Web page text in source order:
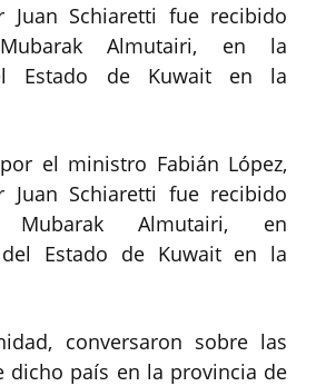
Juan Schiaretti fue recibido
Almutairi, en la
Estado de Kuwait en la
el ministro Fabián López,
Juan Schiaretti fue recibido
Almutairi, en
Estado de Kuwait en la
conversaron sobre las
dicho país en la provincia de